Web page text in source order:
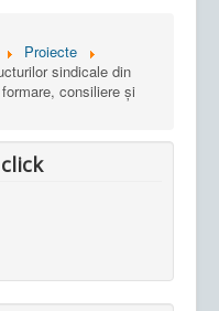
Proiecte
sindicale din
consiliere și